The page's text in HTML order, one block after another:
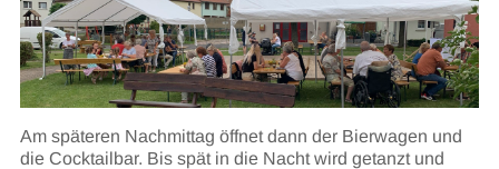
Am späteren Nachmittag öffnet dann der Bierwagen und
die Cocktailbar. Bis spät in die Nacht wird getanzt und